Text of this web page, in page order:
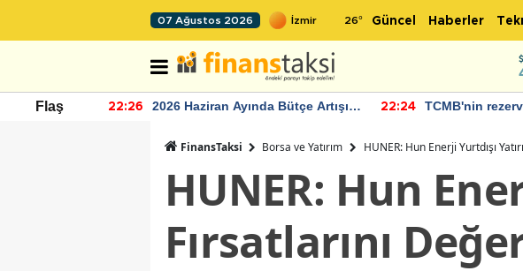
07 Ağustos 2026 26° Güncel Haberler
Flaş 22:26
2026 Haziran Ayında Bütçe Artışı
22:24
TCMB'nin
FinansTaksi Borsa ve Yatırım HUNER: Hun Enerji Yurtdışı
HUNER: Hun
Fırsatlarını